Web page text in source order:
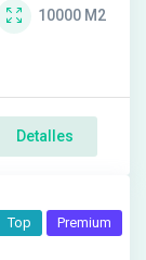
10000 M2
Detalles
Top Premium